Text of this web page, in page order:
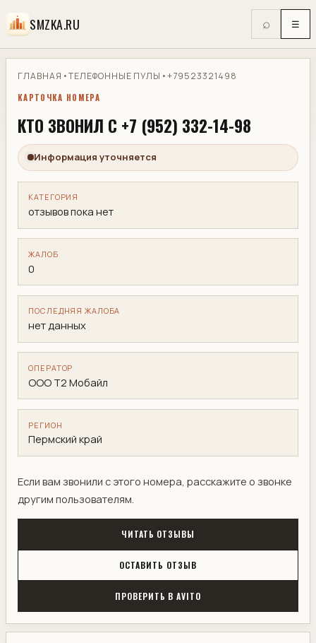
SMZKA.RU ⌕ ☰
ГЛАВНАЯ •ТЕЛЕФОННЫЕ ПУЛЫ •+79523321498
КАРТОЧКА НОМЕРА
КТО ЗВОНИЛ С +7 (952) 332-14-98
Информация уточняется
КАТЕГОРИЯ
отзывов пока нет
ЖАЛОБ
0
ПОСЛЕДНЯЯ ЖАЛОБА
нет данных
ОПЕРАТОР
ООО Т2 Мобайл
РЕГИОН
Пермский край
Если вам звонили с этого номера, расскажите о звонке
другим пользователям.
ЧИТАТЬ ОТЗЫВЫ
ОСТАВИТЬ ОТЗЫВ
ПРОВЕРИТЬ В AVITO